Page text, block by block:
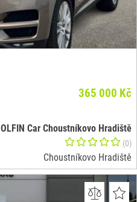
365 000 Kč
OLFIN Car Choustníkovo Hradiště
(0)
Choustníkovo Hradiště